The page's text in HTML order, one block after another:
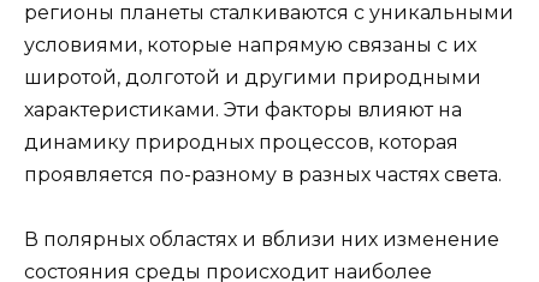
регионы планеты сталкиваются с уникальными
условиями, которые напрямую связаны с их
широтой, долготой и другими природными
характеристиками. Эти факторы влияют на
динамику природных процессов, которая
проявляется по-разному в разных частях света.
В полярных областях и вблизи них изменение
состояния среды происходит наиболее